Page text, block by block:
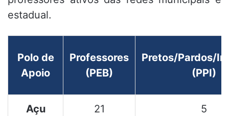
estadual.
Polo de
Apoio
Professores
(PEB)
Pretos/Pardos/
(PPI)
Açu 21 5